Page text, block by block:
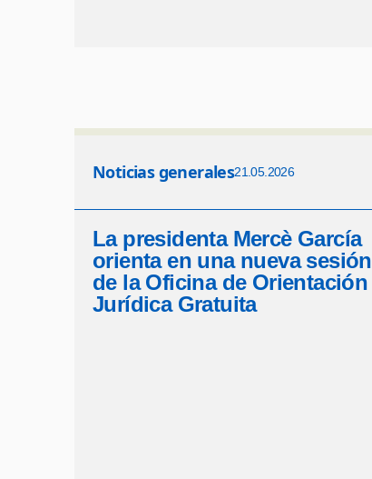
Noticias generales21.05.2026
La presidenta Mercè García
orienta en una nueva sesión
de la Oficina de Orientación
Jurídica Gratuita